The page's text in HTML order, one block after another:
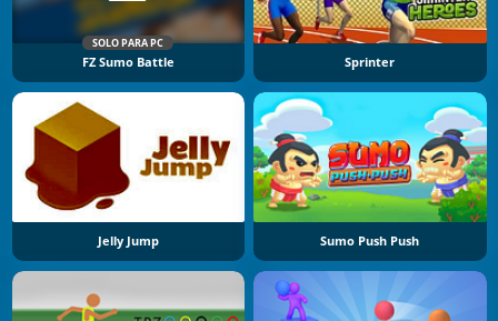
SOLO PARA PC
FZ Sumo Battle Sprinter
Jelly Jump Sumo Push Push